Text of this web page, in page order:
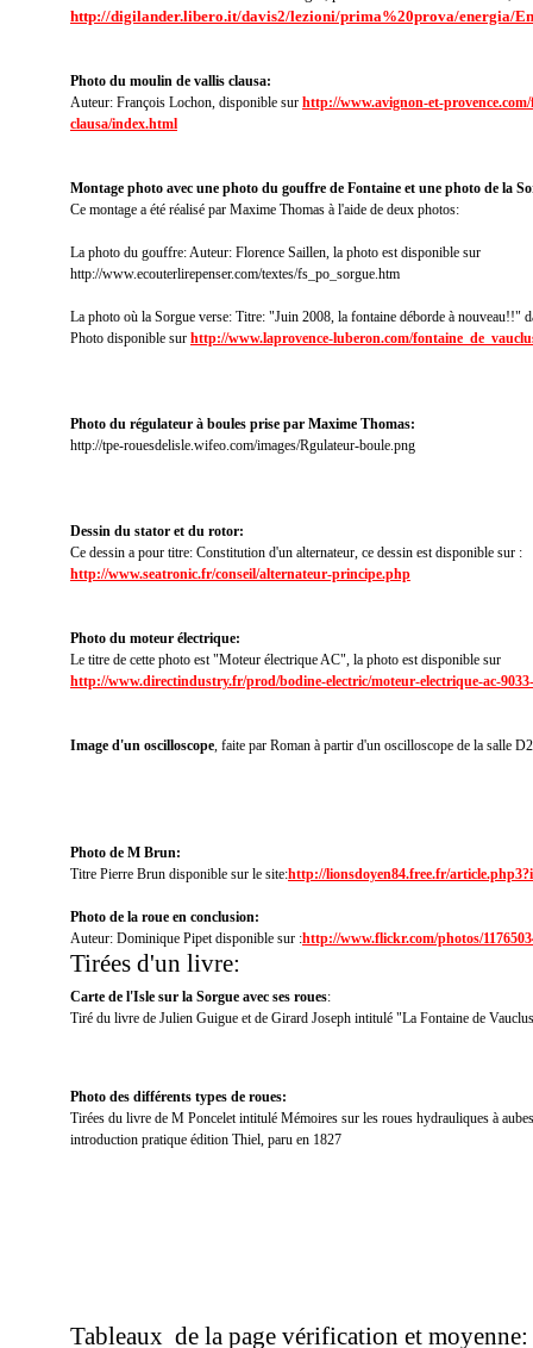
http://digilander.libero.it/davis2/lezioni/prima%20prova/energia/
Photo du moulin de vallis clausa:
Auteur: François Lochon, disponible sur http://www.avignon-et-
clausa/index.html
Montage photo avec une photo du gouffre de Fontaine et une photo de la
Ce montage a été réalisé par Maxime Thomas à l'aide de deux photos:
La photo du gouffre: Auteur: Florence Saillen, la photo est disponible sur
http://www.ecouterlirepenser.com/textes/fs_po_sorgue.htm
La photo où la Sorgue verse: Titre: "Juin 2008, la fontaine déborde à nouveau!!"
Photo disponible sur http://www.laprovence-luberon.com/
Photo du régulateur à boules prise par Maxime Thomas:
http://tpe-rouesdelisle.wifeo.com/images/Rgulateur-boule.png
Dessin du stator et du rotor:
Ce dessin a pour titre: Constitution d'un alternateur, ce dessin est disponible sur :
http://www.seatronic.fr/conseil/alternateur-principe.php
Photo du moteur électrique:
Le titre de cette photo est "Moteur électrique AC", la photo est disponible sur
http://www.directindustry.fr/prod/bodine-electric/moteur-electrique-ac-
Image d'un oscilloscope, faite par Roman à partir d'un oscilloscope de la salle
Photo de M Brun:
Titre Pierre Brun disponible sur le site:http://lionsdoyen84.free.fr/
Photo de la roue en conclusion:
Auteur: Dominique Pipet disponible sur :http://www.flickr.com/photos/
Tirées d'un livre:
Carte de l'Isle sur la Sorgue avec ses roues:
Tiré du livre de Julien Guigue et de Girard Joseph intitulé "La Fontaine de
Photo des différents types de roues:
Tirées du livre de M Poncelet intitulé Mémoires sur les roues hydrauliques à
introduction pratique édition Thiel, paru en 1827
Tableaux de la page vérification et moyenne: